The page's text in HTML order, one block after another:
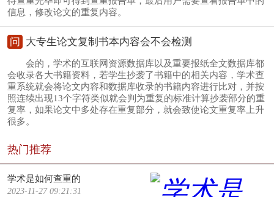
信息，修改论文的重复内容。
问 大专生论文复制书本内容会不会检测
会的，学术的互联网资源数据库以及重要报纸全文数据库都
会收录各大书籍资料，若学生抄袭了书籍中的相关内容，学术查
重系统就会将论文内容和数据库收录的书籍内容进行比对，并按
照连续出现13个字符类似就会判为重复的标准计算抄袭部分的重
复率，如果论文中多处存在重复部分，就会致使论文重复率上升
很多。
热门推荐
学术是如何查重的
2023-11-27 09:21:31